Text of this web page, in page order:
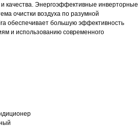
качества. Энергоэффективные инверторные
очистки воздуха по разумной
обеспечивает большую эффективность
и использованию современного